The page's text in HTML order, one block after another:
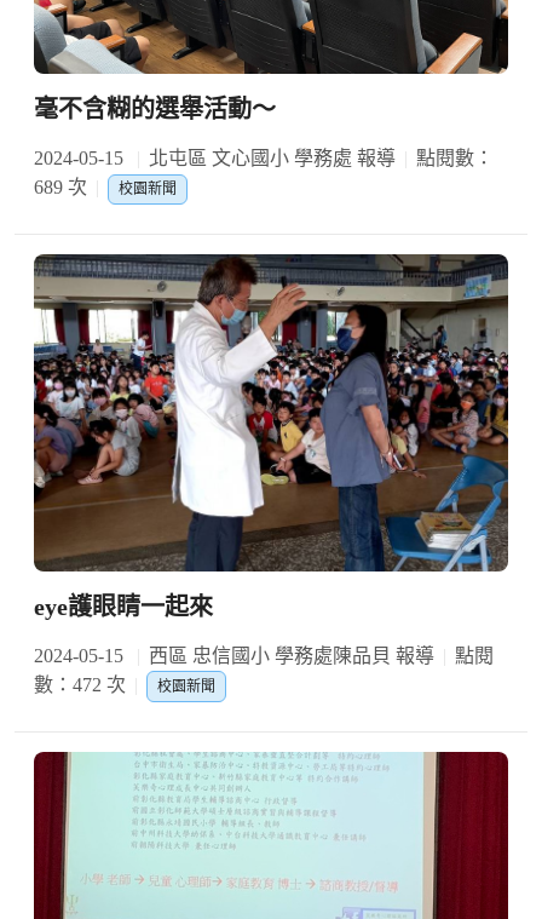
毫不含糊的選舉活動～
2024-05-15 北屯區 文心國小 學務處 報導
點閱數：
689 次
校園新聞
eye護眼睛一起來
2024-05-15 西區 忠信國小 學務處陳品貝 報導
點閱
數：472 次
校園新聞